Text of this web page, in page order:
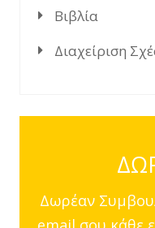
Βιβλία
Διαχείριση
Δωρέαν